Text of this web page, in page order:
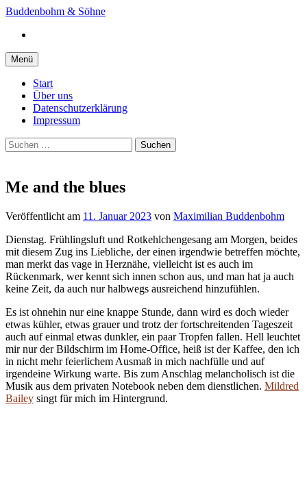
Springe
Inhalt
Buddenbohm & Söhne
Menü
Start
Über uns
Datenschutzerklärung
Impressum
Suchen
nach:
Me and the blues
Veröffentlicht am 11. Januar 2023 von Maximilian Buddenbohm
Dienstag. Frühlingsluft und Rotkehlchengesang am Morgen, beides
mit diesem Zug ins Liebliche, der einen irgendwie betreffen möchte,
man merkt das vage in Herznähe, vielleicht ist es auch im
Rückenmark, wer kennt sich innen schon aus, und man hat ja auch
keine Zeit, da auch nur halbwegs ausreichend hinzufühlen.
Es ist ohnehin nur eine knappe Stunde, dann wird es doch wieder
etwas kühler, etwas grauer und trotz der fortschreitenden Tageszeit
auch auf einmal etwas dunkler, ein paar Tropfen fallen. Hell leuchtet
mir nur der Bildschirm im Home-Office, heiß ist der Kaffee, den ich
in nicht mehr feierlichem Ausmaß in mich nachfülle und auf
irgendeine Wirkung warte. Bis zum Anschlag melancholisch ist die
Musik aus dem privaten Notebook neben dem dienstlichen. Mildred
Bailey singt für mich im Hintergrund.